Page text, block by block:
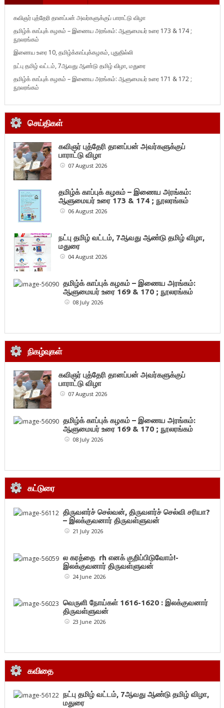
கவிஞர் புத்தேரி தானப்பன் அவர்களுக்குப் பாராட்டு விழா
தமிழ்க் காப்புக் கழகம் – இணைய அரங்கம்: ஆளுமையர் உரை 173 & 174 ;
நூலரங்கம்
இணைய உரை 10, தமிழ்க்காப்புக்கழகம், புதுதில்லி
நட்பு தமிழ் வட்டம், 7ஆவது ஆண்டு தமிழ் விழா, மதுரை
தமிழ்க் காப்புக் கழகம் – இணைய அரங்கம்: ஆளுமையர் உரை 171 & 172 ;
நூலரங்கம்
செய்திகள்
கவிஞர் புத்தேரி தானப்பன் அவர்களுக்குப்
பாராட்டு விழா
07 August 2026
தமிழ்க் காப்புக் கழகம் – இணைய அரங்கம்:
ஆளுமையர் உரை 173 & 174 ; நூலரங்கம்
06 August 2026
நட்பு தமிழ் வட்டம், 7ஆவது ஆண்டு தமிழ் விழா,
மதுரை
04 August 2026
தமிழ்க் காப்புக் கழகம் – இணைய அரங்கம்:
ஆளுமையர் உரை 169 & 170 ; நூலரங்கம்
08 July 2026
நிகழ்வுகள்
கவிஞர் புத்தேரி தானப்பன் அவர்களுக்குப்
பாராட்டு விழா
07 August 2026
தமிழ்க் காப்புக் கழகம் – இணைய அரங்கம்:
ஆளுமையர் உரை 169 & 170 ; நூலரங்கம்
08 July 2026
கட்டுரை
திருவளர்ச் செல்வன், திருவளர்ச் செல்வி சரியா?
– இலக்குவனார் திருவள்ளுவன்
21 July 2026
ல கரத்தை rh எனக் குறிப்பிடுவோம்!-
இலக்குவனார் திருவள்ளுவன்
24 June 2026
வெருளி நோய்கள் 1616-1620 : இலக்குவனார்
திருவள்ளுவன்
23 June 2026
கவிதை
நட்பு தமிழ் வட்டம், 7ஆவது ஆண்டு தமிழ் விழா,
மதுரை